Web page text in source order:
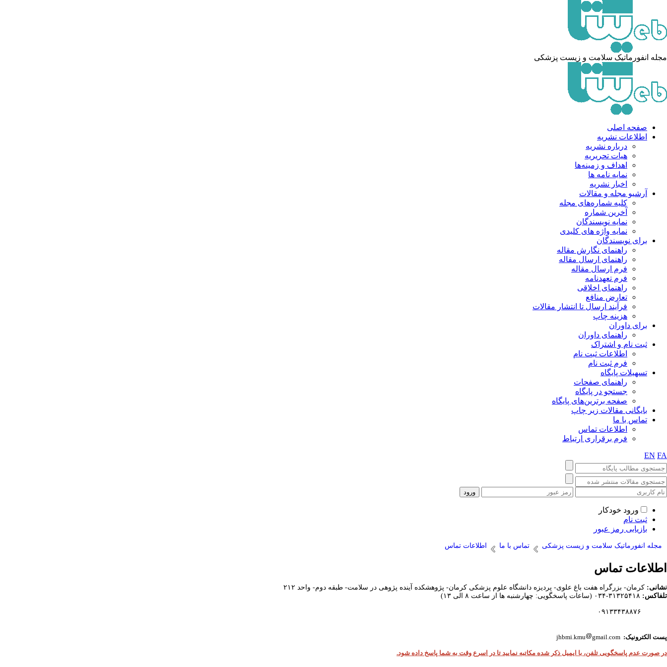
مجله انفورماتیک سلامت و زیست پزشکی
صفحه اصلی
اطلاعات نشریه
درباره نشریه
هیات تحریریه
اهداف و زمینه‌ها
نمایه نامه ها
اخبار نشریه
آرشیو مجله و مقالات
کلیه شماره‌های مجله
آخرین شماره
نمایه نویسندگان
نمایه واژه های کلیدی
برای نویسندگان
راهنمای نگارش مقاله
راهنمای ارسال مقاله
فرم ارسال مقاله
فرم تعهدنامه
راهنمای اخلاقی
تعارض منافع
فرآیند ارسال تا انتشار مقالات
هزینه چاپ
برای داوران
راهنمای داوران
ثبت نام و اشتراک
اطلاعات ثبت نام
فرم ثبت نام
تسهیلات پایگاه
راهنمای صفحات
جستجو در پایگاه
صفحه برترین‌های پایگاه
بایگانی مقالات زیر چاپ
تماس با ما
اطلاعات تماس
فرم برقراری ارتباط
EN FA
ورود خودکار
ثبت نام
بازیابی رمز عبور
مجله انفورماتیک سلامت و زیست پزشکی تماس با ما اطلاعات تماس
اطلاعات تماس
نشانی: کرمان- بزرگراه هفت باغ علوی- پردیزه دانشگاه علوم پزشکی کرمان- پژوهشکده آینده پژوهی در سلامت- طبقه دوم- واحد ۲۱۲
تلفاکس: ۳۱۳۲۵۴۱۸-۰۳۴ (ساعات پاسخگویی: چهارشنبه ها از ساعت ۸ الی ۱۳)
۰۹۱۳۳۴۳۸۸۷۶
پست الکترونیک: jhbmi.kmu gmail.com
در صورت عدم پاسخگویی تلفن، با ایمیل ذکر شده مکاتبه نمایید تا در اسرع وقت به شما پاسخ داده شود.